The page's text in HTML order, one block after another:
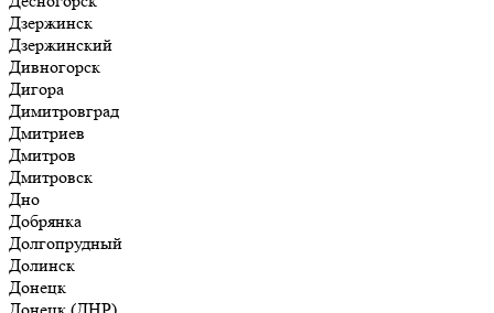
Дзержинск
Дзержинский
Дивногорск
Дигора
Димитровград
Дмитриев
Дмитров
Дмитровск
Дно
Добрянка
Долгопрудный
Долинск
Донецк